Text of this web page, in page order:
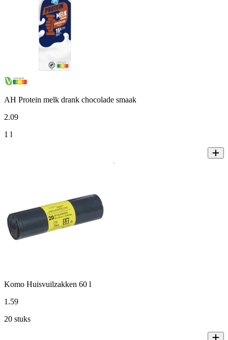
AH Protein melk drank chocolade smaak
2.09
1 l
Komo Huisvuilzakken 60 l
1 .59
20 stuks